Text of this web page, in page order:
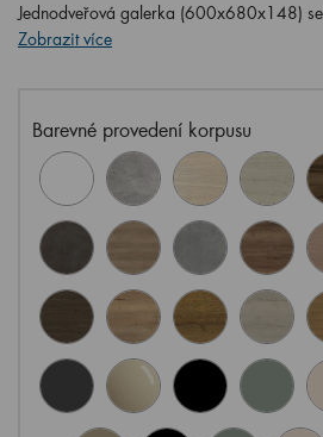
Jednodveřová galerka (600x680x148)
Zobrazit více
Barevné provedení korpusu